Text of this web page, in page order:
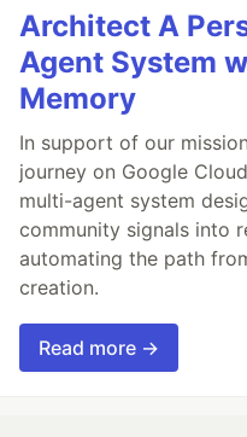
Architect A
Agent System
Memory
In support of our
journey on Google
multi-agent system
community signals into
automating the path
creation.
Read more →